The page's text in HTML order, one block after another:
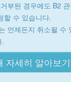
부된 경우에도 B2
할 수 있습니다.
언제든지 취소될 수
.
자세히 알아보기